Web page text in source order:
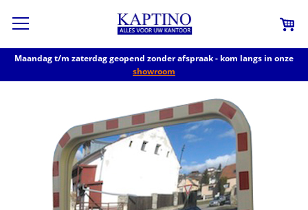
Maandag t/m zaterdag geopend zonder afspraak - kom langs in onze
showroom